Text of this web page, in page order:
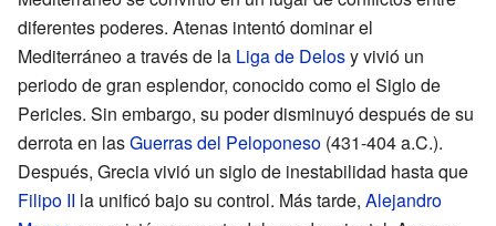
diferentes poderes. Atenas intentó dominar el
Mediterráneo a través de la Liga de Delosy vivió un
periodo de gran esplendor, conocido como el Siglo de
Pericles. Sin embargo, su poder disminuyó después de su
derrota en lasGuerras del Peloponeso (431-404 a.C.).
Después, Grecia vivió un siglo de inestabilidad hasta que
Filipo II la unificó bajo su control. Más tarde, Alejandro